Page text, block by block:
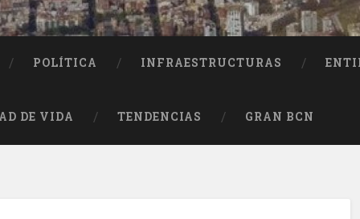
POLÍTICA INFRAESTRUCTURAS
DE VIDA TENDENCIAS GRAN BCN